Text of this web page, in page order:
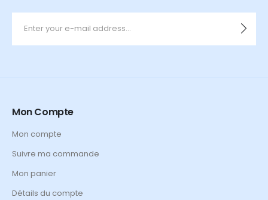
Mon Compte
Mon compte
Suivre ma commande
Mon panier
Détails du compte